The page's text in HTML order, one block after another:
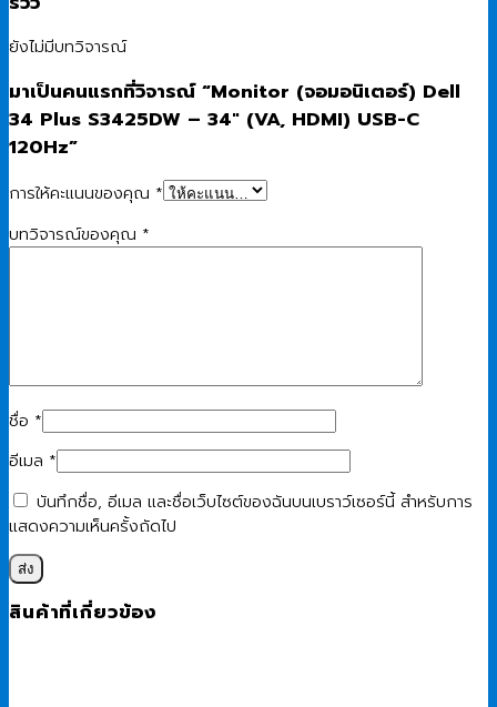
ยังไม่มีบทวิจารณ์
มาเป็นคนแรกที่วิจารณ์ “Monitor (จอมอนิเตอร์) Dell
34 Plus S3425DW – 34″ (VA, HDMI) USB-C
120Hz”
การให้คะแนนของคุณ *
บทวิจารณ์ของคุณ *
ชื่อ *
อีเมล *
บันทึกชื่อ, อีเมล และชื่อเว็บไซต์ของฉันบนเบราว์เซอร์นี้ สำหรับการ
แสดงความเห็นครั้งถัดไป
สินค้าที่เกี่ยวข้อง